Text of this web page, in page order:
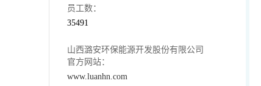
员工数：
35491
山西潞安环保能源开发股份有限公司
官方网站：
www.luanhn.com